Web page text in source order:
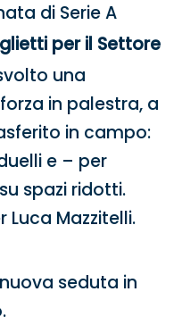
di Serie A
per il Settore
una
in palestra, a
in campo:
e – per
spazi ridotti.
Luca Mazzitelli.
seduta in